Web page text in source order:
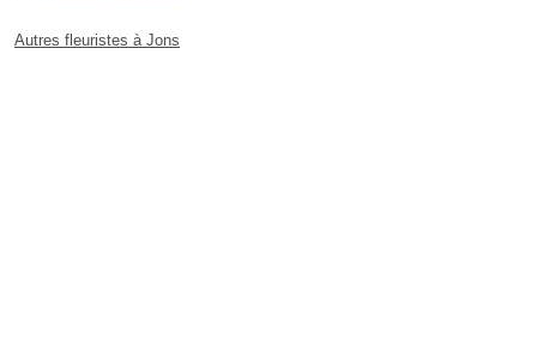
Autres fleuristes à Jons